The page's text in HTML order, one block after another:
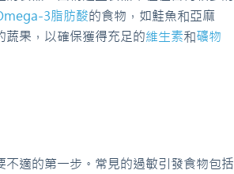
3脂肪酸的食物，如鮭魚和亞麻
蔬果，以確保獲得充足的維生素和礦物
適的第一步。常見的過敏引發食物包括